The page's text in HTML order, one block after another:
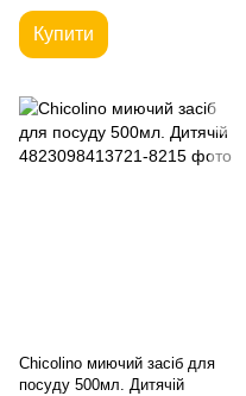
Купити
Chicolino миючий засіб для
посуду 500мл. Дитячій